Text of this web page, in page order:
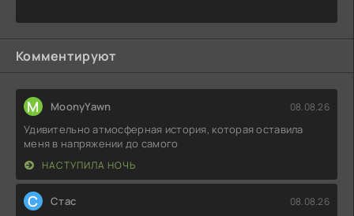
Комментируют
M MoonyYawn 08.08.26
Удивительно атмосферная история, которая оставила
меня в напряжении до самого
НАСТУПИЛА НОЧЬ
С Стас 08.08.26